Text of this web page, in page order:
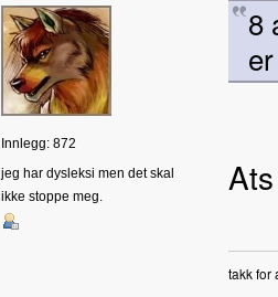
Innlegg: 872
jeg har dysleksi men det skal
ikke stoppe meg.
8
takk for